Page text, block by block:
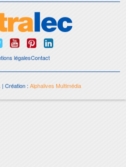
légalesContact
Création :Alphalives Multimédia